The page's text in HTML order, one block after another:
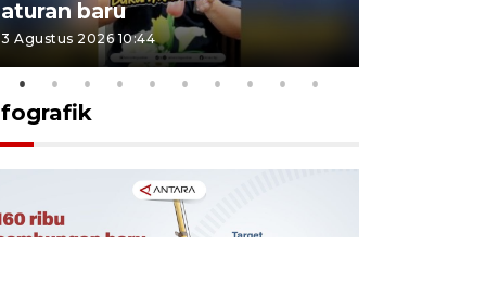
aturan baru
3 Agustus 2026 10:44